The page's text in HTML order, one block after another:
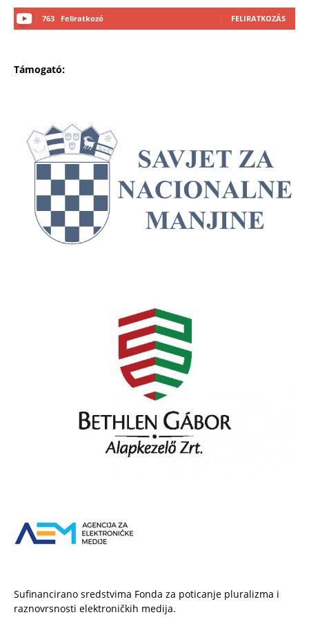
763 Feliratkozó FELIRATKOZÁS
Támogató:
Sufinancirano sredstvima Fonda za poticanje pluralizma i
raznovrsnosti elektroničkih medija.